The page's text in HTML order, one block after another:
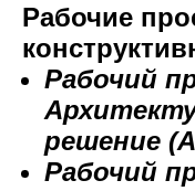
Рабочие
Рабочий
решение
Рабочий